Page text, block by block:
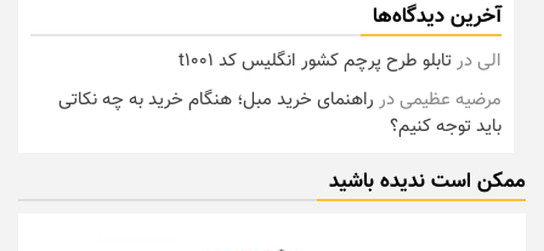
آخرین دیدگاه‌ها
الیدرتابلو طرح پرچم کشور انگلیس کد t1001
مرضیه عظیمیدر راهنمای خرید مبل؛ هنگام خرید به چه نکاتی
باید توجه کنیم؟
ممکن است ندیده باشید